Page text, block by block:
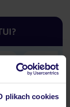
plikach cookies
30 lat w